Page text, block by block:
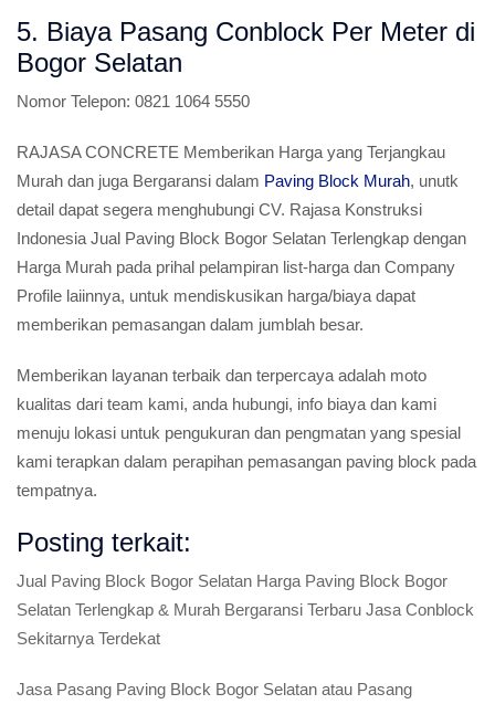
5. Biaya Pasang Conblock Per Meter di
Bogor Selatan
Nomor Telepon: 0821 1064 5550
RAJASA CONCRETE Memberikan Harga yang Terjangkau
Murah dan juga Bergaransi dalam Paving Block Murah, unutk
detail dapat segera menghubungi CV. Rajasa Konstruksi
Indonesia Jual Paving Block Bogor Selatan Terlengkap dengan
Harga Murah pada prihal pelampiran list-harga dan Company
Profile laiinnya, untuk mendiskusikan harga/biaya dapat
memberikan pemasangan dalam jumblah besar.
Memberikan layanan terbaik dan terpercaya adalah moto
kualitas dari team kami, anda hubungi, info biaya dan kami
menuju lokasi untuk pengukuran dan pengmatan yang spesial
kami terapkan dalam perapihan pemasangan paving block pada
tempatnya.
Posting terkait:
Jual Paving Block Bogor Selatan Harga Paving Block Bogor
Selatan Terlengkap & Murah Bergaransi Terbaru Jasa Conblock
Sekitarnya Terdekat
Jasa Pasang Paving Block Bogor Selatan atau Pasang